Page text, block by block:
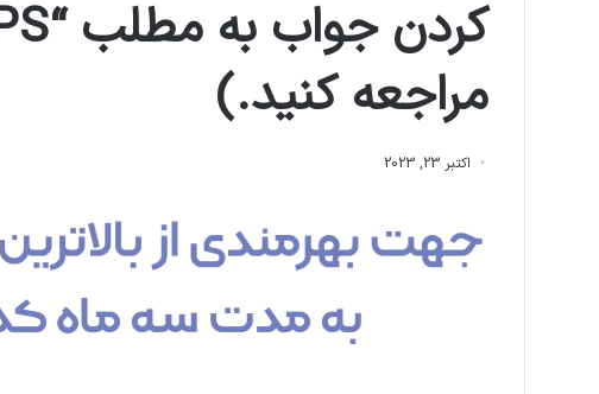
مراجعه کنید.)
اکتبر 23, 2023